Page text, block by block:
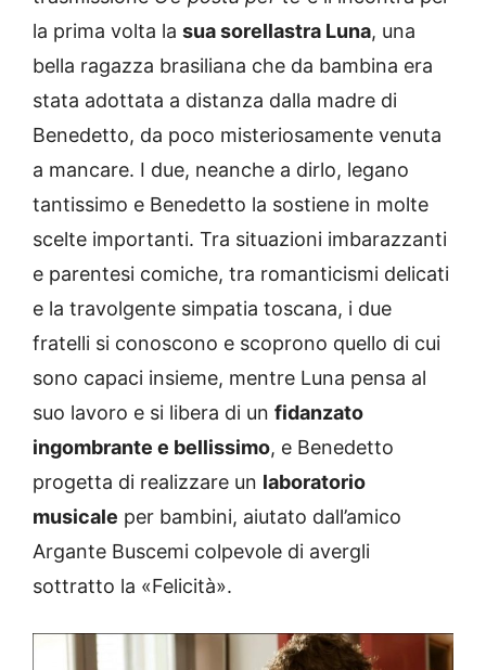
la prima volta la sua sorellastra Luna, una
bella ragazza brasiliana che da bambina era
stata adottata a distanza dalla madre di
Benedetto, da poco misteriosamente venuta
a mancare. I due, neanche a dirlo, legano
tantissimo e Benedetto la sostiene in molte
scelte importanti. Tra situazioni imbarazzanti
e parentesi comiche, tra romanticismi delicati
e la travolgente simpatia toscana, i due
fratelli si conoscono e scoprono quello di cui
sono capaci insieme, mentre Luna pensa al
suo lavoro e si libera di un fidanzato
ingombrante e bellissimo, e Benedetto
progetta di realizzare un laboratorio
musicale per bambini, aiutato dall’amico
Argante Buscemi colpevole di avergli
sottratto la «Felicità».